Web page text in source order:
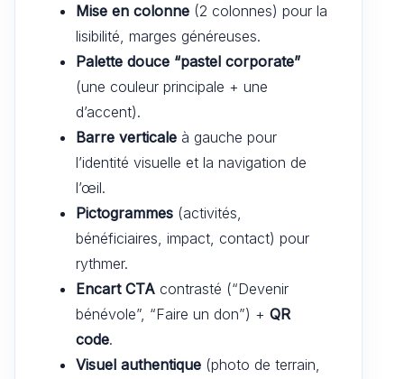
Mise en colonne (2 colonnes) pour la
lisibilité, marges généreuses.
Palette douce “pastel corporate”
(une couleur principale + une
d’accent).
Barre verticale à gauche pour
l’identité visuelle et la navigation de
l’œil.
Pictogrammes (activités,
bénéficiaires, impact, contact) pour
rythmer.
Encart CTA contrasté (“Devenir
bénévole”, “Faire un don”) + QR
code.
Visuel authentique (photo de terrain,